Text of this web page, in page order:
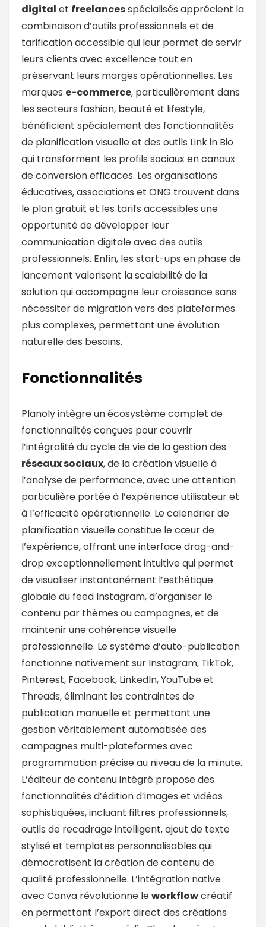
digital et freelancesspécialisés apprécient la
combinaison d’outils professionnels et de
tarification accessible qui leur permet de servir
leurs clients avec excellence tout en
préservant leurs marges opérationnelles. Les
marques e-commerce, particulièrement dans
les secteurs fashion, beauté et lifestyle,
bénéficient spécialement des fonctionnalités
de planification visuelle et des outils Link in Bio
qui transforment les profils sociaux en canaux
de conversion efficaces. Les organisations
éducatives, associations et ONG trouvent dans
le plan gratuit et les tarifs accessibles une
opportunité de développer leur
communication digitale avec des outils
professionnels. Enfin, les start-ups en phase de
lancement valorisent la scalabilité de la
solution qui accompagne leur croissance sans
nécessiter de migration vers des plateformes
plus complexes, permettant une évolution
naturelle des besoins.
Fonctionnalités
Planoly intègre un écosystème complet de
fonctionnalités conçues pour couvrir
l’intégralité du cycle de vie de la gestion des
réseaux sociaux, de la création visuelle à
l’analyse de performance, avec une attention
particulière portée à l’expérience utilisateur et
à l’efficacité opérationnelle. Le calendrier de
planification visuelle constitue le cœur de
l’expérience, offrant une interface drag-and-
drop exceptionnellement intuitive qui permet
de visualiser instantanément l’esthétique
globale du feed Instagram, d’organiser le
contenu par thèmes ou campagnes, et de
maintenir une cohérence visuelle
professionnelle. Le système d’auto-publication
fonctionne nativement sur Instagram, TikTok,
Pinterest, Facebook, LinkedIn, YouTube et
Threads, éliminant les contraintes de
publication manuelle et permettant une
gestion véritablement automatisée des
campagnes multi-plateformes avec
programmation précise au niveau de la minute.
L’éditeur de contenu intégré propose des
fonctionnalités d’édition d’images et vidéos
sophistiquées, incluant filtres professionnels,
outils de recadrage intelligent, ajout de texte
stylisé et templates personnalisables qui
démocratisent la création de contenu de
qualité professionnelle. L’intégration native
avec Canva révolutionne leworkflowcréatif
en permettant l’export direct des créations